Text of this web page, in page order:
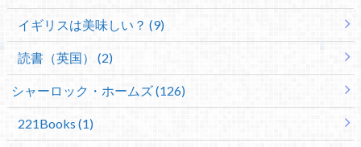
イギリスは美味しい？ (9)
読書（英国） (2)
シャーロック・ホームズ (126)
221Books (1)